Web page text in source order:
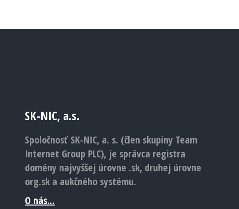
SK-NIC, a.s.
Spoločnosť SK-NIC, a. s. (člen skupiny Team
Internet Group PLC), je správca registra
domény najvyššej úrovne .sk, druhej úrovne
org.sk a aukčného systému.
O nás...